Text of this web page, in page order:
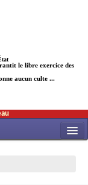
le libre exercice des
aucun culte ...